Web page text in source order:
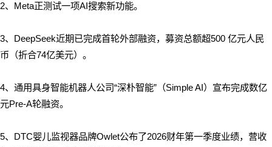
2、Meta正测试一项AI搜索新功能。
3、DeepSeek近期已完成首轮外部融资，募资总额超500 亿元人民
币（折合74亿美元）。
4、通用具身智能机器人公司“深朴智能”（Simple AI）宣布完成数亿
元Pre-A轮融资。
5、DTC婴儿监视器品牌Owlet公布了2026财年第一季度业绩，营收